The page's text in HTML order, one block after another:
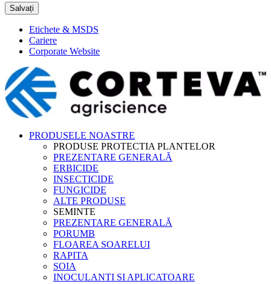
Salvați
Etichete & MSDS
Cariere
Corporate Website
PRODUSELE NOASTRE
PRODUSE PROTECTIA PLANTELOR
PREZENTARE GENERALĂ
ERBICIDE
INSECTICIDE
FUNGICIDE
ALTE PRODUSE
SEMINTE
PREZENTARE GENERALĂ
PORUMB
FLOAREA SOARELUI
RAPITA
SOIA
INOCULANTI SI APLICATOARE